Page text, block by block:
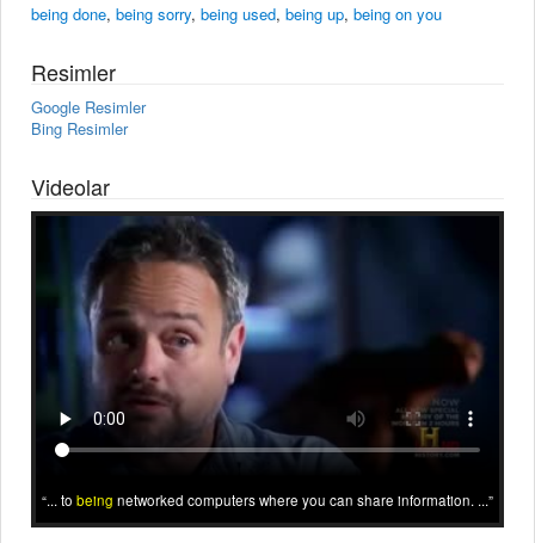
being done, being sorry, being used, being up, being on you
Resimler
Google Resimler
Bing Resimler
Videolar
... to being networked computers where you can share information. ...